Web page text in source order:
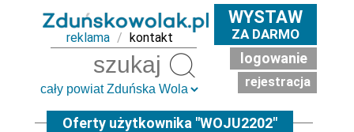
reklama / kontakt
WYSTAW
ZA DARMO
logowanie
rejestracja
Oferty użytkownika "WOJU2202"